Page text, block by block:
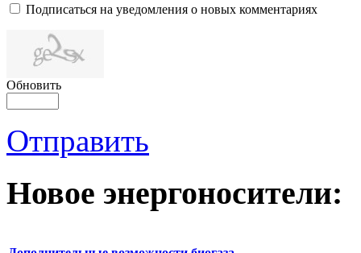
Подписаться на уведомления о новых комментариях
Обновить
Отправить
Новое энергоносители: